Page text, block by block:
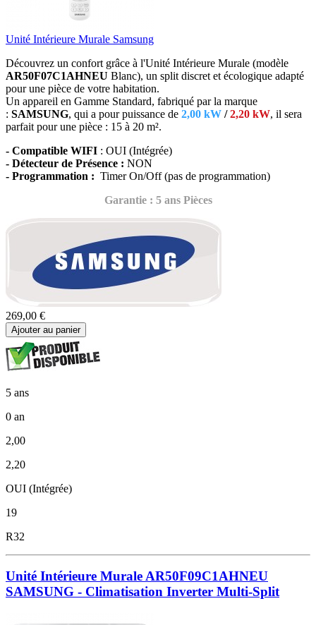
Unité Intérieure Murale Samsung
Découvrez un confort grâce à l'Unité Intérieure Murale (modèle
AR50F07C1AHNEU Blanc), un split discret et écologique adapté
pour une pièce de votre habitation.
Un appareil en Gamme Standard, fabriqué par la marque
: SAMSUNG, qui a pour puissance de 2,00 kW /2,20 kW, il sera
parfait pour une pièce : 15 à 20 m².
- Compatible WIFI : OUI (Intégrée)
- Détecteur de Présence : NON
- Programmation : Timer On/Off (pas de programmation)
Garantie : 5 ans Pièces
269,00 €
Ajouter au panier
5 ans
0 an
2,00
2,20
OUI (Intégrée)
19
R32
Unité Intérieure Murale AR50F09C1AHNEU
SAMSUNG - Climatisation Inverter Multi-Split